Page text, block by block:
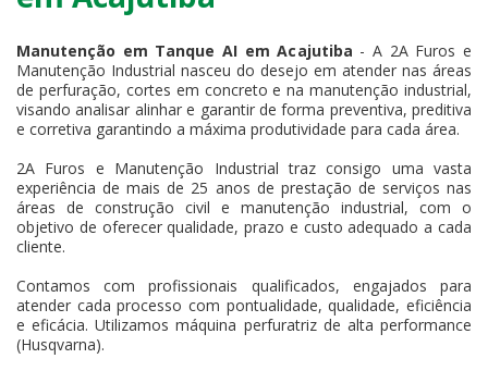
Manutenção em Tanque AI em Acajutiba - A 2A Furos e
Manutenção Industrial nasceu do desejo em atender nas áreas
de perfuração, cortes em concreto e na manutenção industrial,
visando analisar alinhar e garantir de forma preventiva, preditiva
e corretiva garantindo a máxima produtividade para cada área.
2A Furos e Manutenção Industrial traz consigo uma vasta
experiência de mais de 25 anos de prestação de serviços nas
áreas de construção civil e manutenção industrial, com o
objetivo de oferecer qualidade, prazo e custo adequado a cada
cliente.
Contamos com profissionais qualificados, engajados para
atender cada processo com pontualidade, qualidade, eficiência
e eficácia. Utilizamos máquina perfuratriz de alta performance
(Husqvarna).